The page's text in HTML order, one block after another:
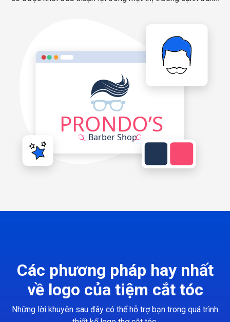
Các phương pháp hay nhất
về logo của tiệm cắt tóc
Những lời khuyên sau đây có thể hỗ trợ bạn trong quá trình